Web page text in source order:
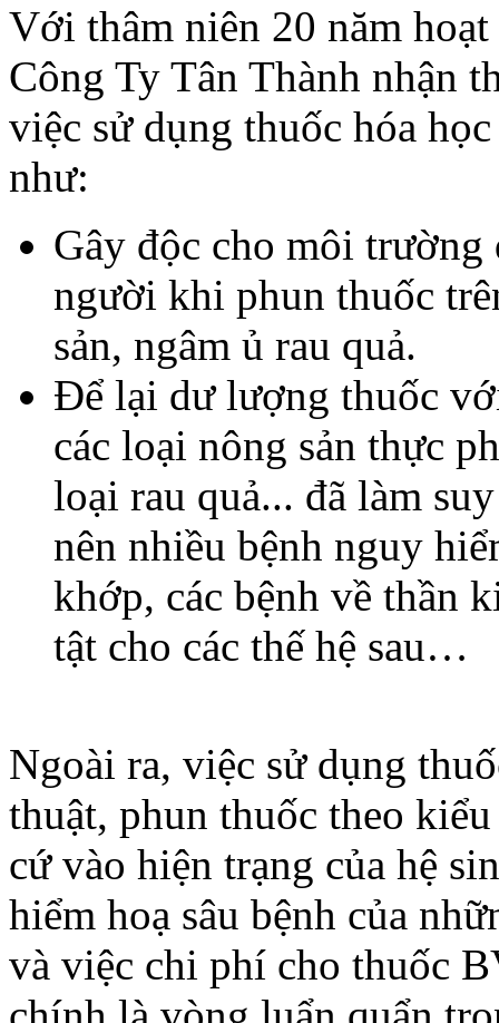
Với thâm niên 20 năm
Công Ty Tân Thành nhận
việc sử dụng thuốc hóa
như:
Gây độc cho môi
người khi phun thuốc
sản, ngâm ủ rau quả.
Để lại dư lượng thuốc
các loại nông sản thực
loại rau quả... đã làm
nên nhiều bệnh nguy
khớp, các bệnh về thần
tật cho các thế hệ sau…
Ngoài ra, việc sử dụng
thuật, phun thuốc theo
cứ vào hiện trạng của hệ
hiểm hoạ sâu bệnh của
và việc chi phí cho thuốc